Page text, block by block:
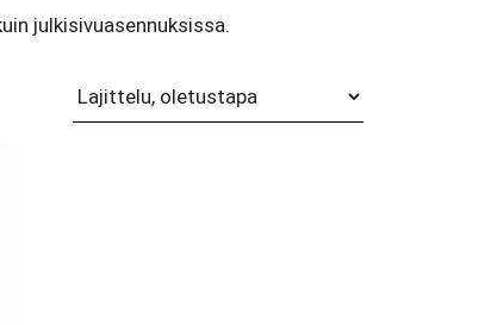
julkisivuasennuksissa.